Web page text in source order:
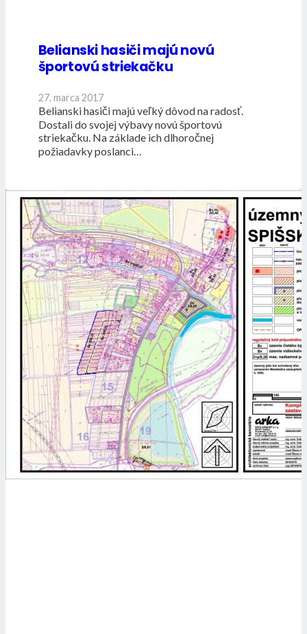
Belianski hasiči majú novú
športovú striekačku
27. marca 2017
Belianski hasiči majú veľký dôvod na radosť.
Dostali do svojej výbavy novú športovú
striekačku. Na základe ich dlhoročnej
požiadavky poslanci…